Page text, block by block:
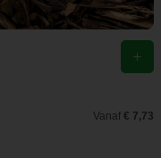
Vanaf € 7,73